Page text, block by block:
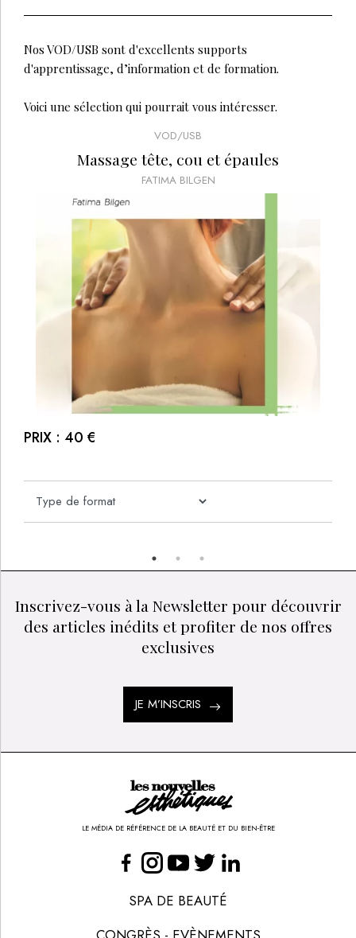
Nos VOD/USB sont d'excellents supports
d'apprentissage, d’information et de formation.
Voici une sélection qui pourrait vous intéresser.
VOD/USB
Massage tête, cou et épaules
FATIMA BILGEN
PRIX : 40 €
VOD/USB
Shiatsu, l'essentiel
EMMANUEL FAUQUE
PRIX : 40 €
Inscrivez-vous à la Newsletter pour découvrir
des articles inédits et profiter de nos offres
exclusives
JE M’INSCRIS
LE MÉDIA DE RÉFÉRENCE DE LA BEAUTÉ ET DU BIEN-ÊTRE
SPA DE BEAUTÉ